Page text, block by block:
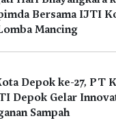
Bersama IJTI
Mancing
Depok ke-27, PT
Depok Gelar
Sampah